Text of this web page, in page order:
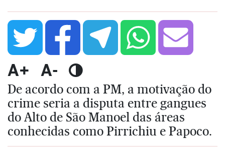
A+ A-
De acordo com a PM, a motivação do
crime seria a disputa entre gangues
do Alto de São Manoel das áreas
conhecidas como Pirrichiu e Papoco.